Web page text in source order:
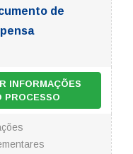
de
INFORMAÇÕES
PROCESSO